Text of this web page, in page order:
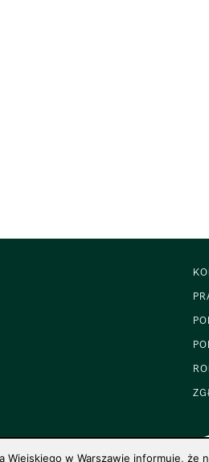
Wiejskiego w Warszawie informuje,